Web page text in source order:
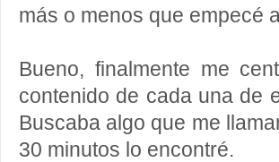
más o menos que empecé
Bueno, finalmente me
contenido de cada una de
Buscaba algo que me
30 minutos lo encontré.